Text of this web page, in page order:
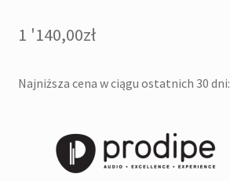
1 '140,00zł
Najniższa cena w ciągu ostatnich 30 dni: